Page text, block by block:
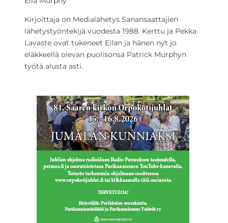
Kirjoittaja on Medialähetys Sanansaattajien
lähetystyöntekijä vuodesta 1988. Kerttu ja Pekka
Lavaste ovat tukeneet Eilan ja hänen nyt jo
eläkkeellä olevan puolisonsa Patrick Murphyn
työtä alusta asti.